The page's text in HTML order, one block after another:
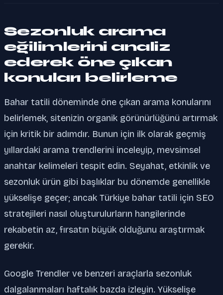
Sezonluk arama
eğilimlerini analiz
ederek öne çıkan
konuları belirleme
Bahar tatili döneminde öne çıkan arama konularını
belirlemek, sitenizin organik görünürlüğünü artırmak
için kritik bir adımdır. Bunun için ilk olarak geçmiş
yıllardaki arama trendlerini inceleyip, mevsimsel
anahtar kelimeleri tespit edin. Seyahat, etkinlik ve
sezonluk ürün gibi başlıklar bu dönemde genellikle
yükselişe geçer; ancak Türkiye bahar tatili için SEO
stratejileri nasıl oluşturulurların hangilerinde
rekabetin az, fırsatın büyük olduğunu araştırmak
gerekir.
Google Trendler ve benzeri araçlarla sezonluk
dalgalanmaları haftalık bazda izleyin. Yükselişe